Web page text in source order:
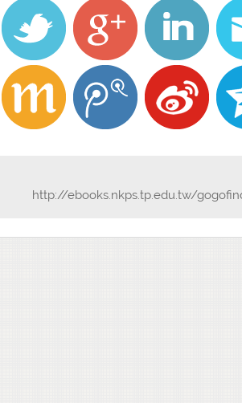
http://ebooks.nkps.tp.edu.tw/